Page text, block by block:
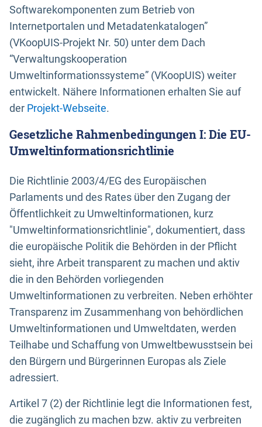
Softwarekomponenten zum Betrieb von
Internetportalen und Metadatenkatalogen”
(VKoopUIS-Projekt Nr. 50) unter dem Dach
“Verwaltungskooperation
Umweltinformationssysteme” (VKoopUIS) weiter
entwickelt. Nähere Informationen erhalten Sie auf
der Projekt-Webseite.
Gesetzliche Rahmenbedingungen I: Die EU-
Umweltinformationsrichtlinie
Die Richtlinie 2003/4/EG des Europäischen
Parlaments und des Rates über den Zugang der
Öffentlichkeit zu Umweltinformationen, kurz
"Umweltinformationsrichtlinie", dokumentiert, dass
die europäische Politik die Behörden in der Pflicht
sieht, ihre Arbeit transparent zu machen und aktiv
die in den Behörden vorliegenden
Umweltinformationen zu verbreiten. Neben erhöhter
Transparenz im Zusammenhang von behördlichen
Umweltinformationen und Umweltdaten, werden
Teilhabe und Schaffung von Umweltbewusstsein bei
den Bürgern und Bürgerinnen Europas als Ziele
adressiert.
Artikel 7 (2) der Richtlinie legt die Informationen fest,
die zugänglich zu machen bzw. aktiv zu verbreiten